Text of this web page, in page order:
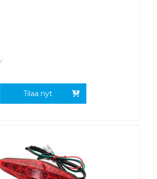
Tilaa nyt